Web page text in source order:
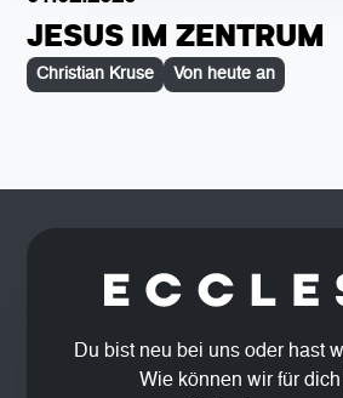
JESUS IM ZENTRUM
Christian Kruse Von heute an
Du bist neu bei uns oder hast
Wie können wir für